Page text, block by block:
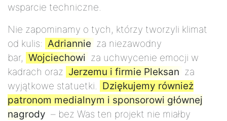
wsparcie techniczne.
Nie zapominamy o tych, którzy tworzyli klimat
od kulis: Adriannie za niezawodny
bar, Wojciechowi za uchwycenie emocji w
kadrach oraz Jerzemu i firmie Pleksan za
wyjątkowe statuetki. Dziękujemy również
patronom medialnym i sponsorowi głównej
nagrody – bez Was ten projekt nie miałby